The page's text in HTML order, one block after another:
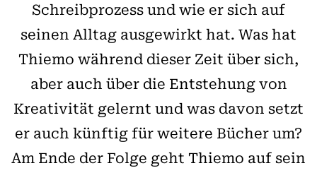
Schreibprozess und wie er sich auf
seinen Alltag ausgewirkt hat. Was hat
Thiemo während dieser Zeit über sich,
aber auch über die Entstehung von
Kreativität gelernt und was davon setzt
er auch künftig für weitere Bücher um?
Am Ende der Folge geht Thiemo auf sein